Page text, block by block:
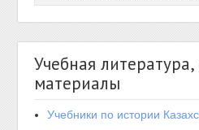
Учебная
материалы
Учебники по истории